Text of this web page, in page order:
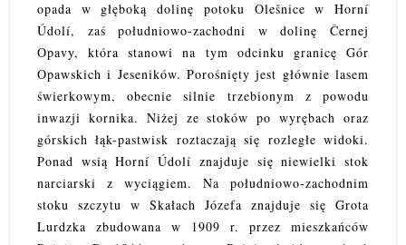
opada w głęboką dolinę potoku Olešnice w Horní
Údolí, zaś południowo-zachodni w dolinę Černej
Opavy, która stanowi na tym odcinku granicę Gór
Opawskich i Jeseników. Porośnięty jest głównie lasem
świerkowym, obecnie silnie trzebionym z powodu
inwazji kornika. Niżej ze stoków po wyrębach oraz
górskich łąk-pastwisk roztaczają się rozległe widoki.
Ponad wsią Horní Údolí znajduje się niewielki stok
narciarski z wyciągiem. Na południowo-zachodnim
stoku szczytu w Skałach Józefa znajduje się Grota
Lurdzka zbudowana w 1909 r. przez mieszkańców